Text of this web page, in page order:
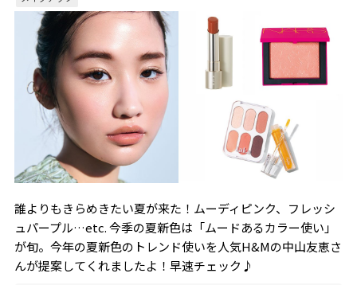
誰よりもきらめきたい夏が来た！ムーディピンク、フレッシ
ュパープル…etc. 今季の夏新色は「ムードあるカラー使い」
が旬。今年の夏新色のトレンド使いを人気H&Mの中山友恵さ
んが提案してくれましたよ！早速チェック♪